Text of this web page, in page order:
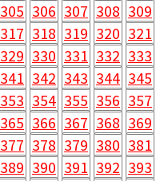
305 306 307 308 309
317 318 319 320 321
329 330 331 332 333
341 342 343 344 345
353 354 355 356 357
365 366 367 368 369
377 378 379 380 381
389 390 391 392 393